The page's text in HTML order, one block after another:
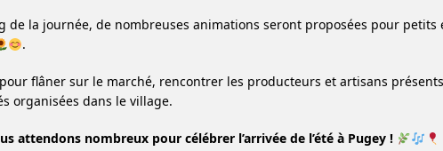
de la journée, de nombreuses animations seront proposées pour
.
flâner sur le marché, rencontrer les producteurs et artisans
organisées dans le village.
attendons nombreux pour célébrer l’arrivée de l’été à Pugey !